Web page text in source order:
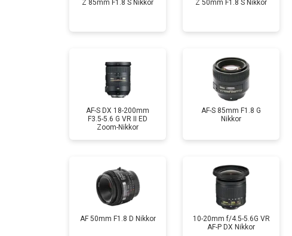
Z 85mm F1.8 S Nikkor Z 50mm F1.8 S Nikkor
AF-S DX 18-200mm
F3.5-5.6 G VR II ED
Zoom-Nikkor
AF-S 85mm F1.8 G
Nikkor
AF 50mm F1.8 D Nikkor
10-20mm f/4.5-5.6G VR
AF-P DX Nikkor